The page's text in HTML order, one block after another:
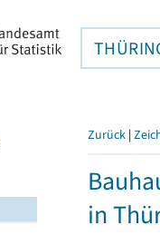
Zurück |
in